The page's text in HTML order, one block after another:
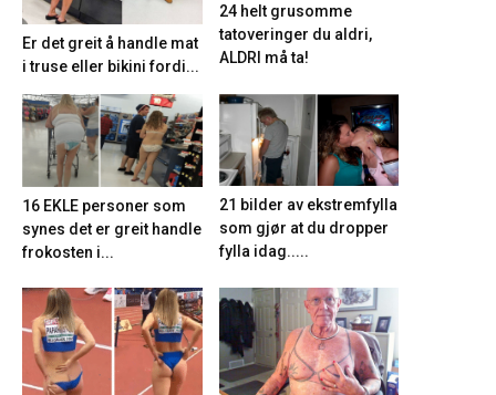
Er det greit å handle mat
i truse eller bikini fordi...
24 helt grusomme
tatoveringer du aldri,
ALDRI må ta!
16 EKLE personer som
synes det er greit handle
frokosten i...
21 bilder av ekstremfylla
som gjør at du dropper
fylla idag.....